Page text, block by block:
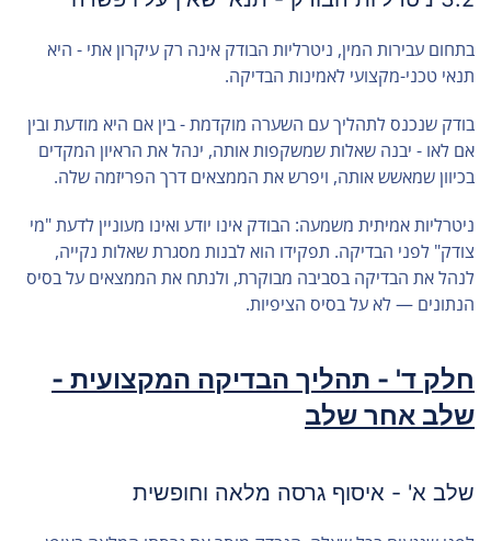
בתחום עבירות המין, ניטרליות הבודק אינה רק עיקרון אתי - היא
תנאי טכני-מקצועי לאמינות הבדיקה.
בודק שנכנס לתהליך עם השערה מוקדמת - בין אם היא מודעת ובין
אם לאו - יבנה שאלות שמשקפות אותה, ינהל את הראיון המקדים
בכיוון שמאשש אותה, ויפרש את הממצאים דרך הפריזמה שלה.
ניטרליות אמיתית משמעה: הבודק אינו יודע ואינו מעוניין לדעת "מי
צודק" לפני הבדיקה. תפקידו הוא לבנות מסגרת שאלות נקייה,
לנהל את הבדיקה בסביבה מבוקרת, ולנתח את הממצאים על בסיס
הנתונים — לא על בסיס הציפיות.
חלק ד' - תהליך הבדיקה המקצועית -
שלב אחר שלב
שלב א' - איסוף גרסה מלאה וחופשית